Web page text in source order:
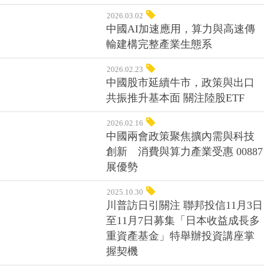
2026.03.02
中國AI加速應用，算力與高速傳
輸建構完整產業生態系
2026.02.23
中國股市延續牛市，政策與出口
共振推升基本面 關注陸股ETF
2026.02.16
中國兩會政策聚焦擴內需與科技
創新 消費與算力產業受惠 00887
展優勢
2025.10.30
川普訪日引關注 聯邦投信11月3日
至11月7日募集「日本收益成長多
重資產基金」特舉辦投資講座掌
握契機